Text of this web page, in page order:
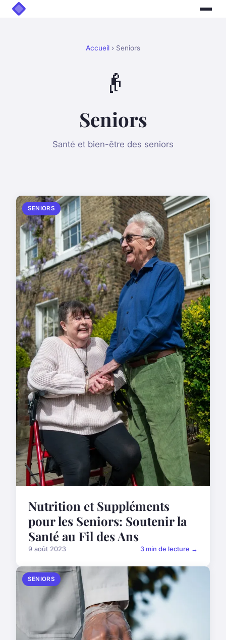
Accueil › Seniors
👴
Seniors
Santé et bien-être des seniors
SENIORS
Nutrition et Suppléments
pour les Seniors: Soutenir la
Santé au Fil des Ans
9 août 2023 3 min de lecture →
SENIORS